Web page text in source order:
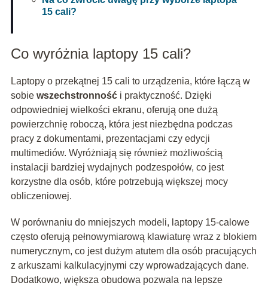
15 cali?
Co wyróżnia laptopy 15 cali?
Laptopy o przekątnej 15 cali to urządzenia, które łączą w
sobie wszechstronnośći praktyczność. Dzięki
odpowiedniej wielkości ekranu, oferują one dużą
powierzchnię roboczą, która jest niezbędna podczas
pracy z dokumentami, prezentacjami czy edycji
multimediów. Wyróżniają się również możliwością
instalacji bardziej wydajnych podzespołów, co jest
korzystne dla osób, które potrzebują większej mocy
obliczeniowej.
W porównaniu do mniejszych modeli, laptopy 15-calowe
często oferują pełnowymiarową klawiaturę wraz z blokiem
numerycznym, co jest dużym atutem dla osób pracujących
z arkuszami kalkulacyjnymi czy wprowadzających dane.
Dodatkowo, większa obudowa pozwala na lepsze